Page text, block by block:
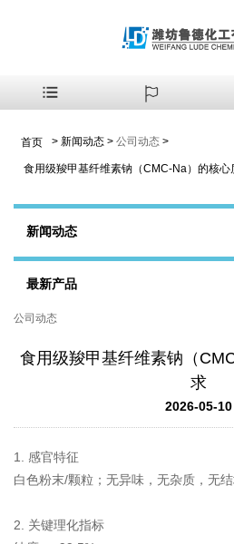
首页 > 新闻动态 > 公司动态 >
食用级羧甲基纤维素钠（CMC-Na）的核心
新闻动态
最新产品
公司动态
食用级羧甲基纤维素钠（
求
2026-05-10
1. 感官特征
白色粉末/颗粒；无异味，无杂质，无结
2. 关键理化指标